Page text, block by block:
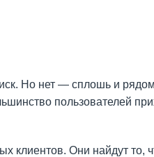
Но нет — сплошь и
пользователей
клиентов. Они найдут